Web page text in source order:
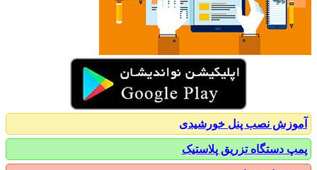
نصب پنل خورشیدی
دستگاه تزریق پلاستیک